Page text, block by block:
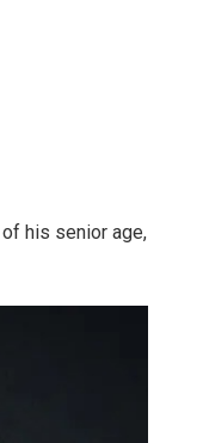
his senior age,